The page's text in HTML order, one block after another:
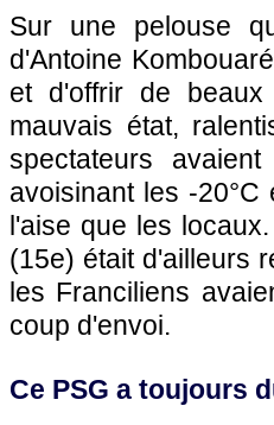
Sur une pelouse
d'Antoine
et d'offrir de
mauvais état,
spectateurs
avoisinant les -
l'aise que les
(15e) était d'ailleurs
les Franciliens
coup d'envoi.
Ce PSG a toujours